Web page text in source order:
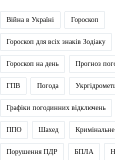
Війна в Україні Гороскоп
Гороскоп для всіх знаків Зодіаку
Гороскоп на день Прогноз
ГПВ Погода
Графіки погодинних відключень
ППО Шахед
Порушення ПДР БПЛА